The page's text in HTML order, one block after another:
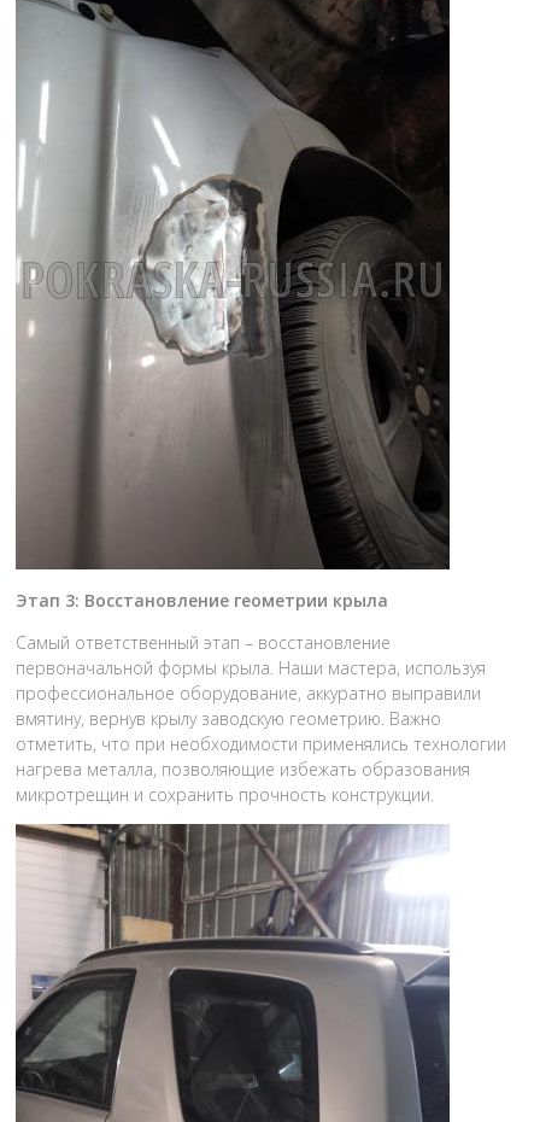
Этап 3: Восстановление геометрии крыла
Самый ответственный этап – восстановление
первоначальной формы крыла. Наши мастера, используя
профессиональное оборудование, аккуратно выправили
вмятину, вернув крылу заводскую геометрию. Важно
отметить, что при необходимости применялись технологии
нагрева металла, позволяющие избежать образования
микротрещин и сохранить прочность конструкции.